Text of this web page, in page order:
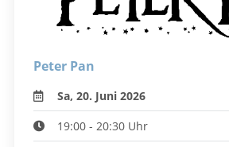
Peter Pan
Sa, 20. Juni 2026
19:00 - 20:30 Uhr